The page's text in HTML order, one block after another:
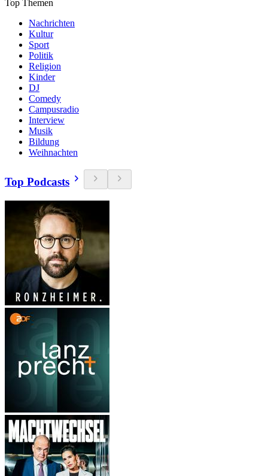
Top Themen
Nachrichten
Kultur
Sport
Politik
Religion
Kinder
DJ
Comedy
Campusradio
Interview
Musik
Bildung
Weihnachten
Top Podcasts